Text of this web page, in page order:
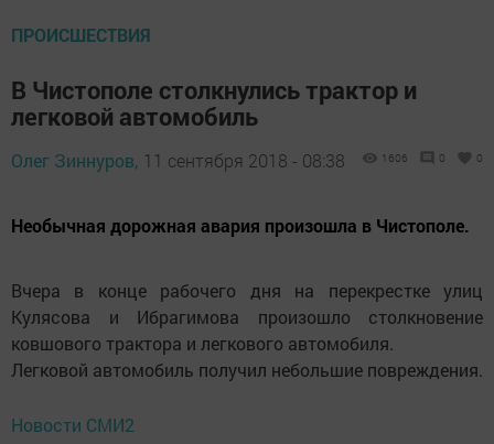
ПРОИСШЕСТВИЯ
В Чистополе столкнулись трактор и
легковой автомобиль
Олег Зиннуров, 11 сентября 2018 - 08:38 1606 0 0
Необычная дорожная авария произошла в Чистополе.
Вчера в конце рабочего дня на перекрестке улиц
Кулясова и Ибрагимова произошло столкновение
ковшового трактора и легкового автомобиля.
Легковой автомобиль получил небольшие повреждения.
Новости СМИ2